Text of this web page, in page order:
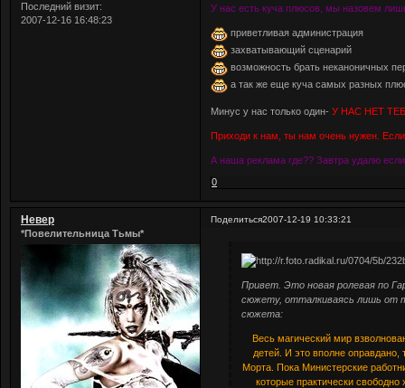
Последний визит:
2007-12-16 16:48:23
У нас есть куча плюсов, мы назовем
приветливая администрация
захватывающий сценарий
возможность брать неканоничных
а так же еще куча самых разных
Минус у нас только один- У НАС НЕТ
Приходи к нам, ты нам очень нужен.
А наша реклама где?? Завтра удалю
0
Поделиться2007-12-19 10:33:21
Невер
*Повелительница Тьмы*
Привет. Это новая ролевая по
сюжету, отталкиваясь лишь от
сюжета:
Весь магический мир
детей. И это вполне оправдано,
Морта. Пока Министерские
которые практически